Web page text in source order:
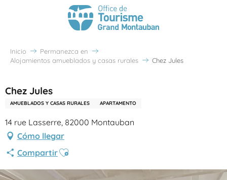
Inicio
Permanezca en
Alojamientos amueblados y casas rurales
Chez Jules
Chez Jules
AMUEBLADOS Y CASAS RURALES APARTAMENTO
14 rue Lasserre, 82000 Montauban
Cómo llegar
CompartirAjouter aux favoris